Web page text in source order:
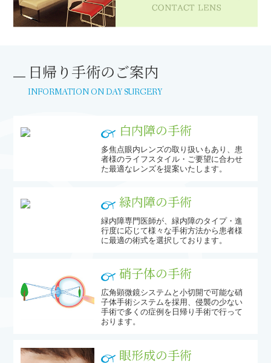
日帰り手術のご案内
INFORMATION ON DAY SURGERY
白内障の手術
多焦点眼内レンズの取り扱いもあり、患
者様のライフスタイル・ご要望に合わせ
た最適なレンズを提案いたします。
緑内障の手術
緑内障専門医師が、緑内障のタイプ・進
行度に応じて様々な手術方法から患者様
に最適の術式を選択しております。
硝子体の手術
広角顕微鏡システムと小切開で可能な硝
子体手術システムを採用、侵襲の少ない
手術で多くの症例を日帰り手術で行って
おります。
眼形成の手術